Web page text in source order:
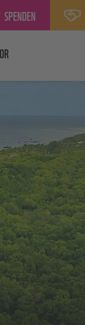
SPENDEN